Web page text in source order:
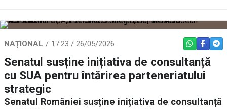
NAȚIONAL 17:23 / 26/05/2026 WHATSAPP
Senatul susține inițiativa de consultanță
cu SUA pentru întărirea parteneriatului
strategic
Senatul României susține inițiativa de consultanță